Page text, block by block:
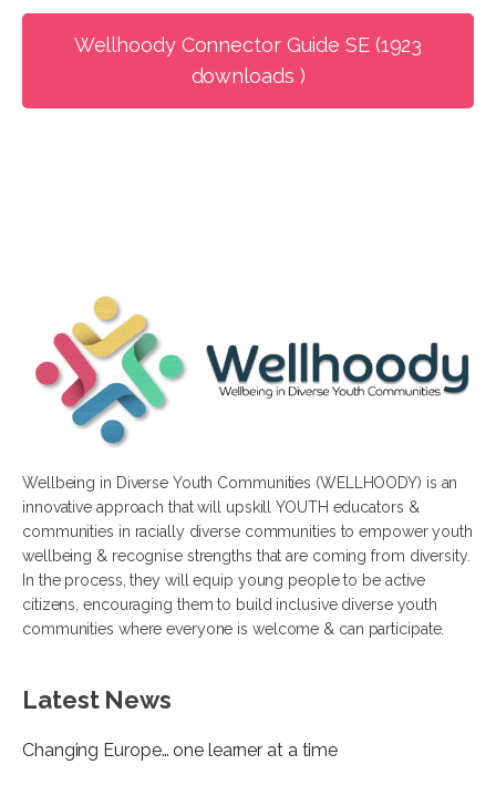
Wellhoody Connector Guide SE (1923
downloads )
Wellbeing in Diverse Youth Communities (WELLHOODY) is an
innovative approach that will upskill YOUTH educators &
communities in racially diverse communities to empower youth
wellbeing & recognise strengths that are coming from diversity.
In the process, they will equip young people to be active
citizens, encouraging them to build inclusive diverse youth
communities where everyone is welcome & can participate.
Latest News
Changing Europe… one learner at a time